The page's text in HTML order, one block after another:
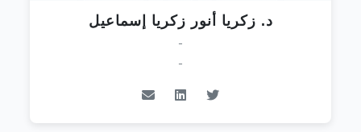
د. زكريا أنور زكريا إسماعيل
-
-